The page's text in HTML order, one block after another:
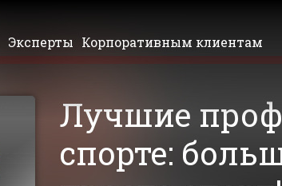
Эксперты Корпоративным клиентам
Лучшие
спорте: